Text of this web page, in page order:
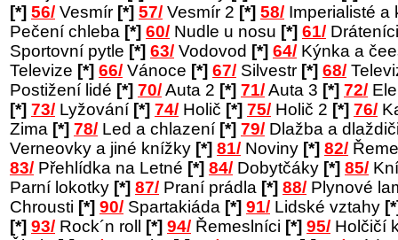
[*] 56/ Vesmír [*] 57/ Vesmír 2 [*] 58/ Imperialisté a
Pečení chleba [*] 60/ Nudle u nosu [*] 61/
Sportovní pytle [*] 63/ Vodovod [*] 64/ Kýnka a
Televize [*] 66/ Vánoce [*] 67/ Silvestr [*] 68/
Postižení lidé [*] 70/Auta 2 [*] 71/Auta 3 [*] 72/
[*] 73/ Lyžování [*] 74/ Holič [*] 75/ Holič 2 [*] 76/
Zima [*] 78/ Led a chlazení [*] 79/ Dlažba a
Verneovky a jiné knížky [*] 81/ Noviny [*] 82/
83/ Přehlídka na Letné [*] 84/ Dobytčáky [*] 85/
Parní lokotky [*] 87/ Praní prádla [*] 88/ Plynové
Chrousti [*] 90/ Spartakiáda [*] 91/ Lidské vztahy
[*] 93/ Rock´n roll [*] 94/ Řemeslníci [*] 95/ Holčičí